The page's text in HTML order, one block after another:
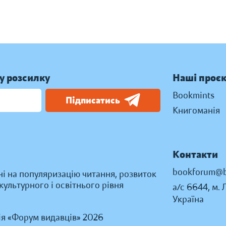
розсилку
Підписатись
на популяризацію читання, розвиток
і освітнього рівня
«Форум видавців» 2026
Наші
Bookmints
Книгоманія
Контакти
а/с 6644, м.
Україна